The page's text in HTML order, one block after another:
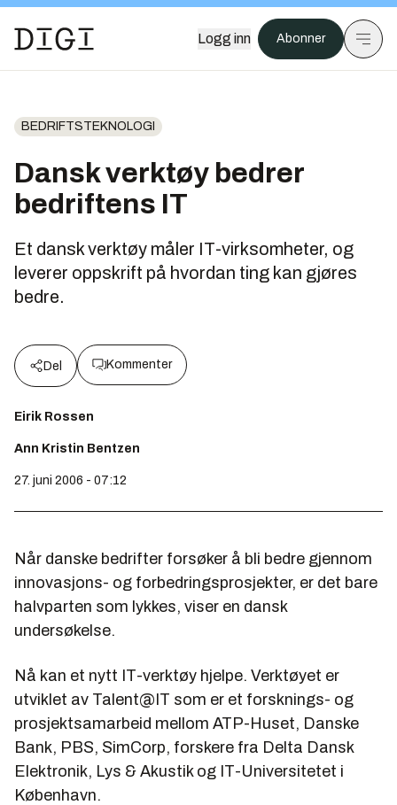
Logg inn Abonner
BEDRIFTSTEKNOLOGI
Dansk verktøy bedrer
bedriftens IT
Et dansk verktøy måler IT-virksomheter, og
leverer oppskrift på hvordan ting kan gjøres
bedre.
Del Kommenter
Eirik Rossen
Ann Kristin Bentzen
27. juni 2006 - 07:12
Når danske bedrifter forsøker å bli bedre gjennom
innovasjons- og forbedringsprosjekter, er det bare
halvparten som lykkes, viser en dansk
undersøkelse.
Nå kan et nytt IT-verktøy hjelpe. Verktøyet er
utviklet av Talent@IT som er et forsknings- og
prosjektsamarbeid mellom ATP-Huset, Danske
Bank, PBS, SimCorp, forskere fra Delta Dansk
Elektronik, Lys & Akustik og IT-Universitetet i
København.